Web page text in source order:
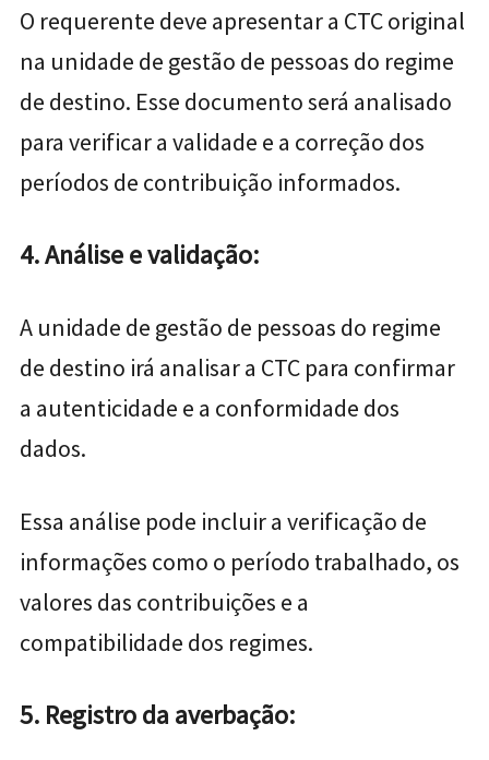
O requerente deve apresentar a CTC original
na unidade de gestão de pessoas do regime
de destino. Esse documento será analisado
para verificar a validade e a correção dos
períodos de contribuição informados.
4. Análise e validação:
A unidade de gestão de pessoas do regime
de destino irá analisar a CTC para confirmar
a autenticidade e a conformidade dos
dados.
Essa análise pode incluir a verificação de
informações como o período trabalhado, os
valores das contribuições e a
compatibilidade dos regimes.
5. Registro da averbação: